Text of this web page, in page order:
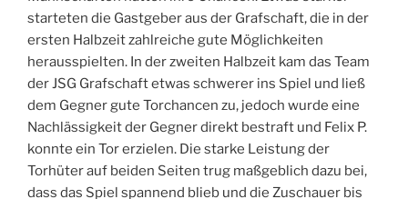
starteten die Gastgeber aus der Grafschaft, die in der
ersten Halbzeit zahlreiche gute Möglichkeiten
herausspielten. In der zweiten Halbzeit kam das Team
der JSG Grafschaft etwas schwerer ins Spiel und ließ
dem Gegner gute Torchancen zu, jedoch wurde eine
Nachlässigkeit der Gegner direkt bestraft und Felix P.
konnte ein Tor erzielen. Die starke Leistung der
Torhüter auf beiden Seiten trug maßgeblich dazu bei,
dass das Spiel spannend blieb und die Zuschauer bis